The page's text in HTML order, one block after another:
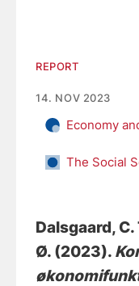
REPORT
14. NOV 2023
Economy
The Social
Dalsgaard, C.
Ø. (2023).